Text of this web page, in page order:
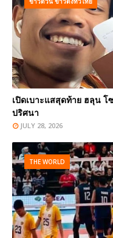
เปิดเบาะแสสุดท้าย ฮลุน โ
ปริศนา
JULY 28, 2026
THE WORLD